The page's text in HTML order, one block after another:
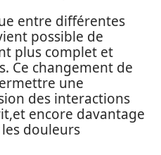
entre différentes
possible de
plus complet et
Ce changement de
une
des interactions
encore davantage
douleurs